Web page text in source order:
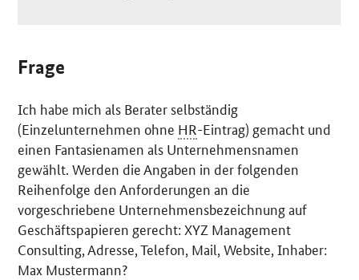
Frage
Ich habe mich als Berater selbständig
(Einzelunternehmen ohne HR-Eintrag) gemacht und
einen Fantasienamen als Unternehmensnamen
gewählt. Werden die Angaben in der folgenden
Reihenfolge den Anforderungen an die
vorgeschriebene Unternehmensbezeichnung auf
Geschäftspapieren gerecht: XYZ Management
Consulting, Adresse, Telefon, Mail,Website, Inhaber:
Max Mustermann?